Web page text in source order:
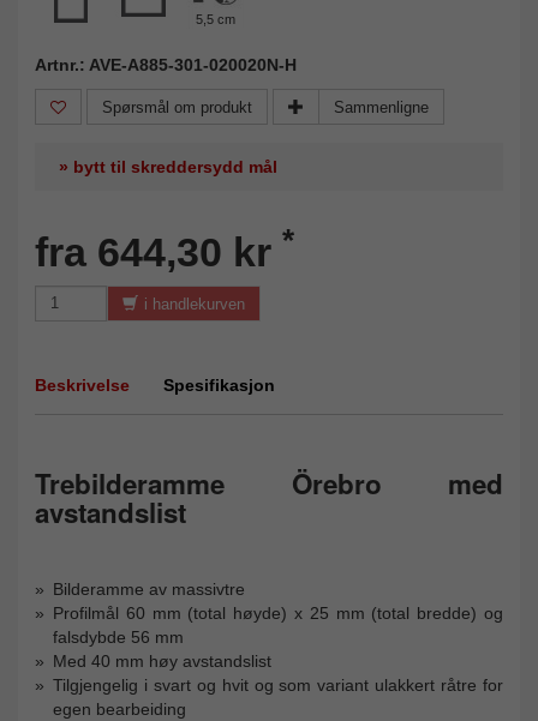
5,5 cm
Artnr.: AVE-A885-301-020020N-H
Spørsmål om produkt Sammenligne
» bytt til skreddersydd mål
fra 644,30 kr *
i handlekurven
Beskrivelse Spesifikasjon
Trebilderamme Örebro med
avstandslist
Bilderamme av massivtre
Profilmål 60 mm (total høyde) x 25 mm (total bredde) og
falsdybde 56 mm
Med 40 mm høy avstandslist
Tilgjengelig i svart og hvit og som variant ulakkert råtre for
egen bearbeiding